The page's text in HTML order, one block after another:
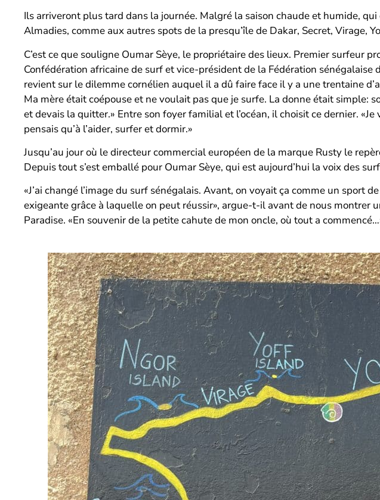
Ils arriveront plus tard dans la journée. Malgré la saison chaude et humide,
Almadies, comme aux autres spots de la presqu’île de Dakar, Secret, Virage,
C’est ce que souligne Oumar Sèye, le propriétaire des lieux. Premier surfeur
Confédération africaine de surf et vice-président de la Fédération sénégalaise
revient sur le dilemme cornélien auquel il a dû faire face il y a une trentaine
Ma mère était coépouse et ne voulait pas que je surfe. La donne était simple:
et devais la quitter.» Entre son foyer familial et l’océan, il choisit ce dernier.
pensais qu’à l’aider, surfer et dormir.»
Jusqu’au jour où le directeur commercial européen de la marque Rusty le
Depuis tout s’est emballé pour Oumar Sèye, qui est aujourd’hui la voix des
«J’ai changé l’image du surf sénégalais. Avant, on voyait ça comme un sport
exigeante grâce à laquelle on peut réussir», argue-t-il avant de nous montrer
Paradise. «En souvenir de la petite cahute de mon oncle, où tout a